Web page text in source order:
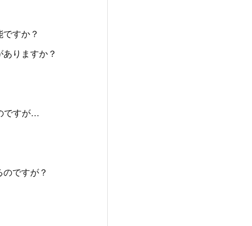
すか？
りますか？
ですが…
ですが？